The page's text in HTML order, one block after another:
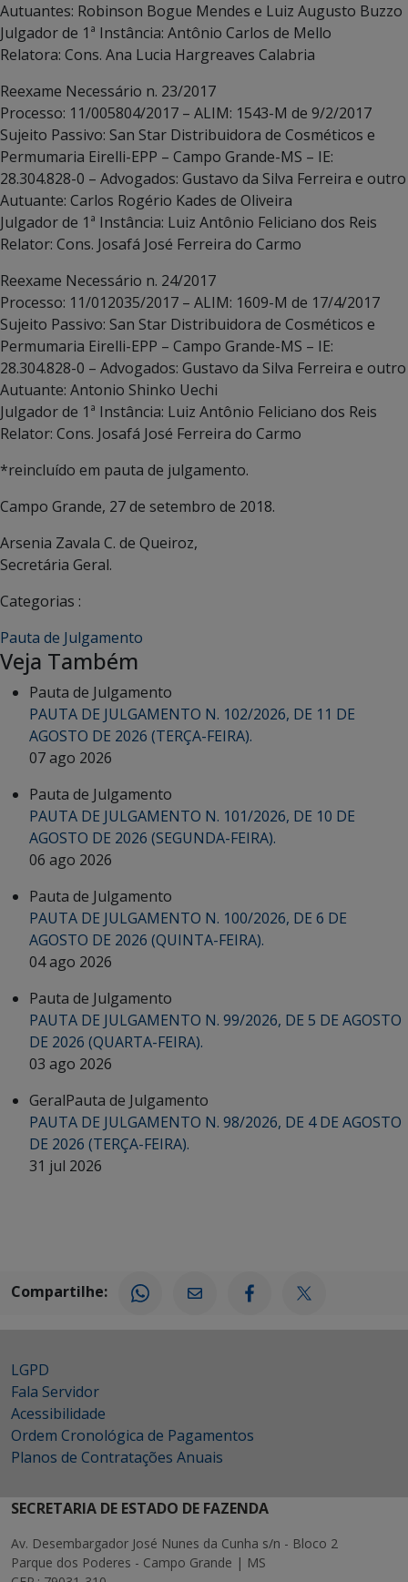
Autuantes: Robinson Bogue Mendes e Luiz Augusto Buzzo
Julgador de 1ª Instância: Antônio Carlos de Mello
Relatora: Cons. Ana Lucia Hargreaves Calabria
Reexame Necessário n. 23/2017
Processo: 11/005804/2017 – ALIM: 1543-M de 9/2/2017
Sujeito Passivo: San Star Distribuidora de Cosméticos e
Permumaria Eirelli-EPP – Campo Grande-MS – IE:
28.304.828-0 – Advogados: Gustavo da Silva Ferreira e outro
Autuante: Carlos Rogério Kades de Oliveira
Julgador de 1ª Instância: Luiz Antônio Feliciano dos Reis
Relator: Cons. Josafá José Ferreira do Carmo
Reexame Necessário n. 24/2017
Processo: 11/012035/2017 – ALIM: 1609-M de 17/4/2017
Sujeito Passivo: San Star Distribuidora de Cosméticos e
Permumaria Eirelli-EPP – Campo Grande-MS – IE:
28.304.828-0 – Advogados: Gustavo da Silva Ferreira e outro
Autuante: Antonio Shinko Uechi
Julgador de 1ª Instância: Luiz Antônio Feliciano dos Reis
Relator: Cons. Josafá José Ferreira do Carmo
*reincluído em pauta de julgamento.
Campo Grande, 27 de setembro de 2018.
Arsenia Zavala C. de Queiroz,
Secretária Geral.
Categorias :
Pauta de Julgamento
Veja Também
Pauta de Julgamento
PAUTA DE JULGAMENTO N. 102/2026, DE 11 DE
AGOSTO DE 2026 (TERÇA-FEIRA).
07 ago 2026
Pauta de Julgamento
PAUTA DE JULGAMENTO N. 101/2026, DE 10 DE
AGOSTO DE 2026 (SEGUNDA-FEIRA).
06 ago 2026
Pauta de Julgamento
PAUTA DE JULGAMENTO N. 100/2026, DE 6 DE
AGOSTO DE 2026 (QUINTA-FEIRA).
04 ago 2026
Pauta de Julgamento
PAUTA DE JULGAMENTO N. 99/2026, DE 5 DE AGOSTO
DE 2026 (QUARTA-FEIRA).
03 ago 2026
GeralPauta de Julgamento
PAUTA DE JULGAMENTO N. 98/2026, DE 4 DE AGOSTO
DE 2026 (TERÇA-FEIRA).
31 jul 2026
Compartilhe:
LGPD
Fala Servidor
Acessibilidade
Ordem Cronológica de Pagamentos
Planos de Contratações Anuais
SECRETARIA DE ESTADO DE FAZENDA
Av. Desembargador José Nunes da Cunha s/n - Bloco 2
Parque dos Poderes - Campo Grande | MS